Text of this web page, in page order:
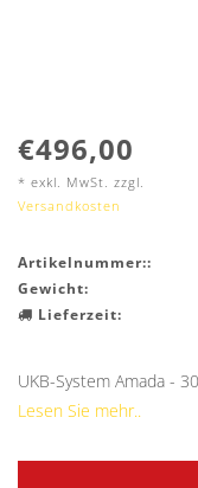
€496,00
* exkl. MwSt. zzgl.
Versandkosten
Artikelnummer::
Gewicht:
Lieferzeit:
UKB-System Amada -
Lesen Sie mehr..